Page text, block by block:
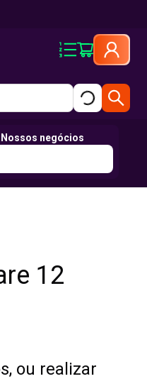
Nossos negócios
12
ou realizar